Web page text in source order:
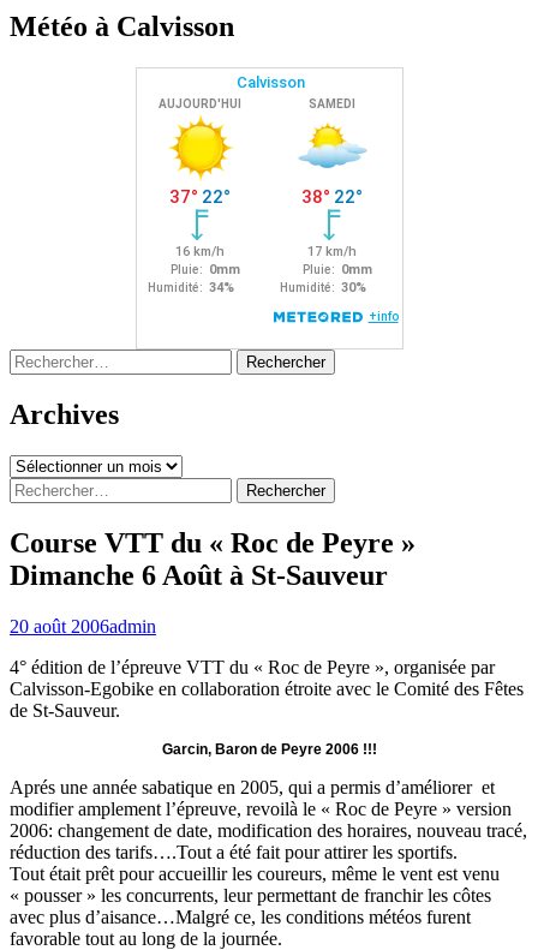
Météo à Calvisson
Rechercher :
Archives
Archives
Rechercher :
Course VTT du « Roc de Peyre »
Dimanche 6 Août à St-Sauveur
20 août 2006admin
4° édition de l’épreuve VTT du « Roc de Peyre », organisée par
Calvisson-Egobike en collaboration étroite avec le Comité des Fêtes
de St-Sauveur.
Garcin, Baron de Peyre 2006 !!!
Aprés une année sabatique en 2005, qui a permis d’améliorer et
modifier amplement l’épreuve, revoilà le « Roc de Peyre » version
2006: changement de date, modification des horaires, nouveau tracé,
réduction des tarifs….Tout a été fait pour attirer les sportifs.
Tout était prêt pour accueillir les coureurs, même le vent est venu
« pousser » les concurrents, leur permettant de franchir les côtes
avec plus d’aisance…Malgré ce, les conditions météos furent
favorable tout au long de la journée.